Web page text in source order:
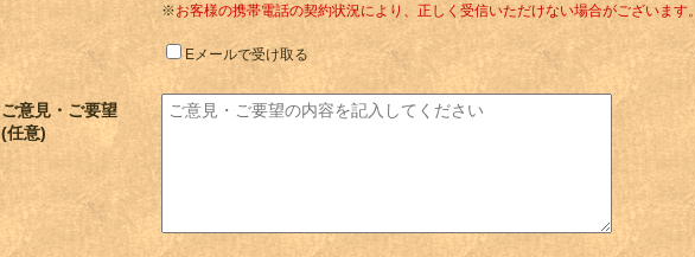
※お客様の携帯電話の契約状況により、正しく受信いただけない場合がございます。
Eメールで受け取る
ご意見・ご要望
(任意)